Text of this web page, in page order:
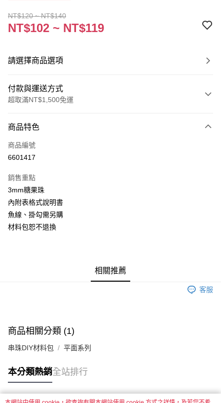
NT$120 ~ NT$140
NT$102 ~ NT$119
請選擇商品選項
付款與運送方式
超取滿NT$1,500免運
信用卡一次付款
超商取貨付款
街口支付
悠遊付
運送方式
宅配 新竹物流
商品特色
商品編號
6601417
銷售重點
3mm糖果珠
內附表格式說明書
魚線、掛勾需另購
材料包恕不退換
相關推薦
客服
商品相關分類 (1)
串珠DIY材料包 平面系列
本分類熱銷全站排行